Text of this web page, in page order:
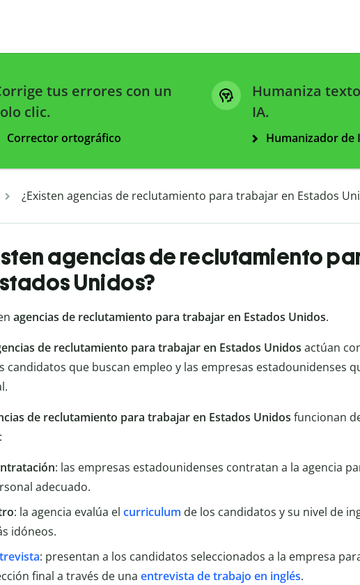
tus errores con un
clic.
Corrector ortográfico
Humaniza
IA.
Humanizador de
¿Existen agencias de reclutamiento para trabajar en Estados
agencias de reclutamiento
Unidos?
agencias de reclutamiento para trabajar en Estados Unidos.
de reclutamiento para trabajar en Estados Unidos actúan
candidatos que buscan empleo y las empresas estadounidenses
de reclutamiento para trabajar en Estados Unidos funcionan
: las empresas estadounidenses contratan a la agencia
adecuado.
: la agencia evalúa el curriculum de los candidatos y su nivel de
idóneos.
: presentan a los candidatos seleccionados a la empresa
final a través de una entrevista de trabajo en inglés.